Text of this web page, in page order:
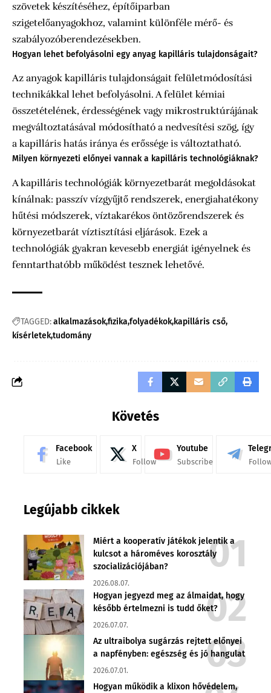
szövetek készítéséhez, építőiparban
szigetelőanyagokhoz, valamint különféle mérő- és
szabályozóberendezésekben.
Hogyan lehet befolyásolni egy anyag kapilláris tulajdonságait?
Az anyagok kapilláris tulajdonságait felületmódosítási
technikákkal lehet befolyásolni. A felület kémiai
összetételének, érdességének vagy mikrostruktúrájának
megváltoztatásával módosítható a nedvesítési szög, így
a kapilláris hatás iránya és erőssége is változtatható.
Milyen környezeti előnyei vannak a kapilláris technológiáknak?
A kapilláris technológiák környezetbarát megoldásokat
kínálnak: passzív vízgyűjtő rendszerek, energiahatékony
hűtési módszerek, víztakarékos öntözőrendszerek és
környezetbarát víztisztítási eljárások. Ezek a
technológiák gyakran kevesebb energiát igényelnek és
fenntarthatóbb működést tesznek lehetővé.
TAGGED:alkalmazásokfizika folyadékok kapilláris cső
kísérletektudomány
Követés
Facebook
Like
X
Follow
Youtube
Subscribe
Legújabb cikkek
Miért a kooperatív játékok jelentik a
kulcsot a hároméves korosztály
szocializációjában?
2026.08.07.
Hogyan jegyezd meg az álmaidat, hogy
később értelmezni is tudd őket?
2026.07.07.
Az ultraibolya sugárzás rejtett előnyei
a napfényben: egészség és jó hangulat
2026.07.01.
Hogyan működik a klixon hővédelem,